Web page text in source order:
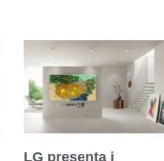
LG presenta i